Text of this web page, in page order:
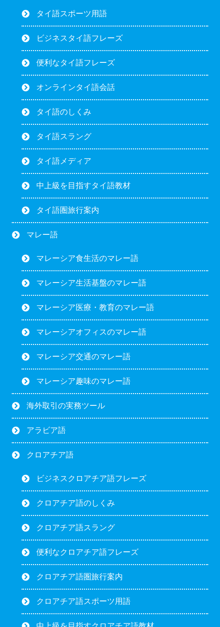
タイ語スポーツ用語
ビジネスタイ語フレーズ
便利なタイ語フレーズ
オンラインタイ語会話
タイ語のしくみ
タイ語スラング
タイ語メディア
中上級を目指すタイ語教材
タイ語圏旅行案内
マレー語
マレーシア食生活のマレー語
マレーシア生活基盤のマレー語
マレーシア医療・教育のマレー語
マレーシアオフィスのマレー語
マレーシア交通のマレー語
マレーシア趣味のマレー語
海外取引の実務ツール
アラビア語
クロアチア語
ビジネスクロアチア語フレーズ
クロアチア語のしくみ
クロアチア語スラング
便利なクロアチア語フレーズ
クロアチア語圏旅行案内
クロアチア語スポーツ用語